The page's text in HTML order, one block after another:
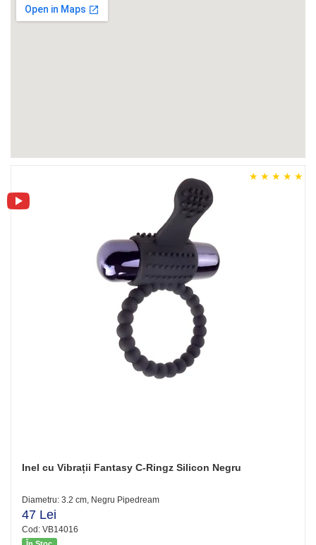
Inel cu Vibrații Fantasy C-Ringz Silicon Negru
Diametru: 3.2 cm, Negru Pipedream
47 Lei
Cod: VB14016